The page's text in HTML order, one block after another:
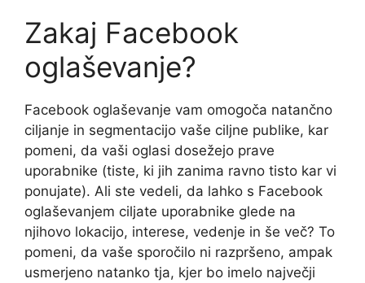
Zakaj Facebook
oglaševanje?
Facebook oglaševanje vam omogoča natančno
ciljanje in segmentacijo vaše ciljne publike, kar
pomeni, da vaši oglasi dosežejo prave
uporabnike (tiste, ki jih zanima ravno tisto kar vi
ponujate). Ali ste vedeli, da lahko s Facebook
oglaševanjem ciljate uporabnike glede na
njihovo lokacijo, interese, vedenje in še več? To
pomeni, da vaše sporočilo ni razpršeno, ampak
usmerjeno natanko tja, kjer bo imelo največji